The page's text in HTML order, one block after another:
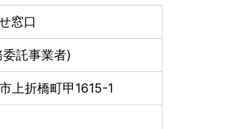
きかねます。
が入ります。変更はできか
送伝票に印字されません。
窓口
託事業者)
上折橋町甲1615-1